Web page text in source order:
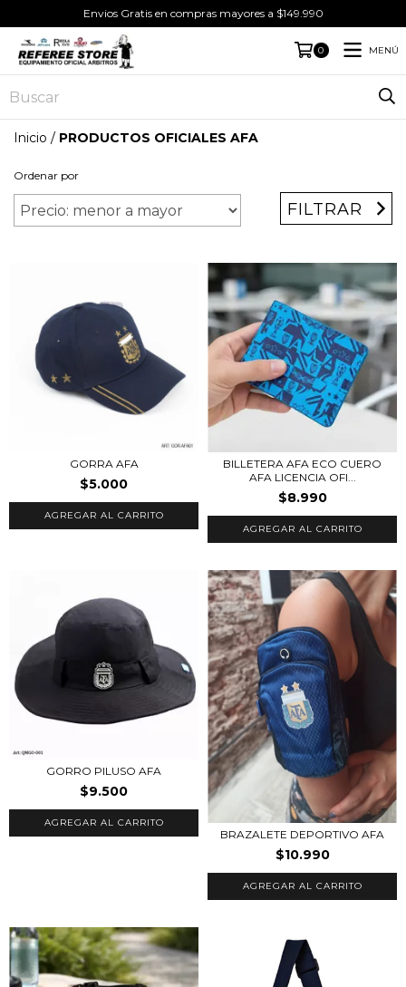
Envios Gratis en compras mayores a $149.990
0 MENÚ
Inicio / PRODUCTOS OFICIALES AFA
Ordenar por
FILTRAR
GORRA AFA
$5.000
BILLETERA AFA ECO CUERO
AFA LICENCIA OFI...
$8.990
GORRO PILUSO AFA
$9.500
BRAZALETE DEPORTIVO AFA
$10.990